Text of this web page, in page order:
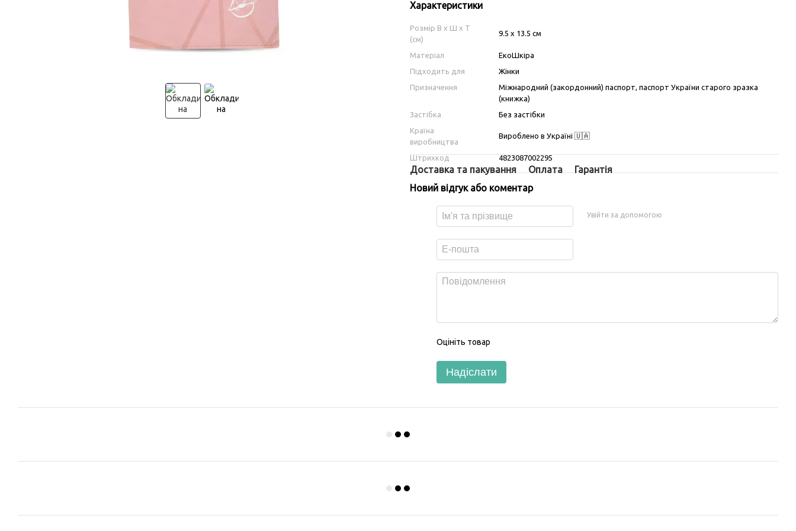
Характеристики
Розмір В х Ш х Т
(см)
9.5 х 13.5 см
Матеріал
ЕкоШкіра
Підходить для
Жінки
Призначення
Міжнародний (закордонний) паспорт, паспорт України старого зразка
(книжка)
Застібка
Без застібки
Країна
виробництва
Вироблено в Україні 🇺🇦
Штрихкод 4823087002295
Доставка та пакування Оплата
Гарантія
Новий відгук або коментар
Увійти за допомогою
Оцініть товар
Надіслати